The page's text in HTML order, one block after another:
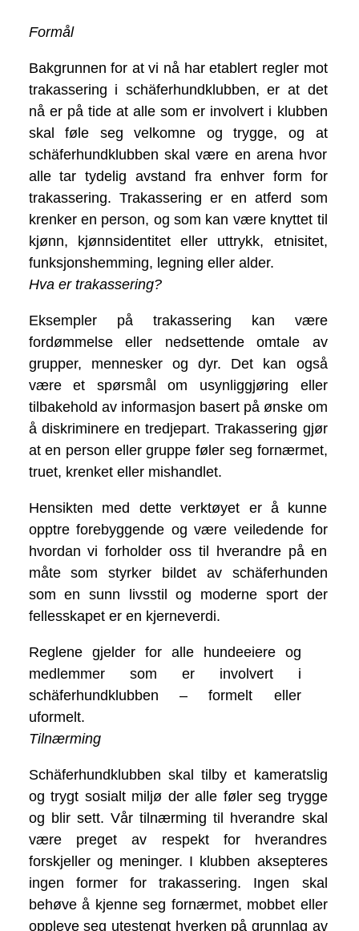
Formål
Bakgrunnen for at vi nå har etablert regler mot
trakassering i schäferhundklubben, er at det
nå er på tide at alle som er involvert i klubben
skal føle seg velkomne og trygge, og at
schäferhundklubben skal være en arena hvor
alle tar tydelig avstand fra enhver form for
trakassering. Trakassering er en atferd som
krenker en person, og som kan være knyttet til
kjønn, kjønnsidentitet eller uttrykk, etnisitet,
funksjonshemming, legning eller alder.
Hva er trakassering?
Eksempler på trakassering kan være
fordømmelse eller nedsettende omtale av
grupper, mennesker og dyr. Det kan også
være et spørsmål om usynliggjøring eller
tilbakehold av informasjon basert på ønske om
å diskriminere en tredjepart. Trakassering gjør
at en person eller gruppe føler seg fornærmet,
truet, krenket eller mishandlet.
Hensikten med dette verktøyet er å kunne
opptre forebyggende og være veiledende for
hvordan vi forholder oss til hverandre på en
måte som styrker bildet av schäferhunden
som en sunn livsstil og moderne sport der
fellesskapet er en kjerneverdi.
Reglene gjelder for alle hundeeiere og
medlemmer som er involvert i
schäferhundklubben – formelt eller
uformelt.
Tilnærming
Schäferhundklubben skal tilby et kameratslig
og trygt sosialt miljø der alle føler seg trygge
og blir sett. Vår tilnærming til hverandre skal
være preget av respekt for hverandres
forskjeller og meninger. I klubben aksepteres
ingen former for trakassering. Ingen skal
behøve å kjenne seg fornærmet, mobbet eller
oppleve seg utestengt hverken på grunnlag av